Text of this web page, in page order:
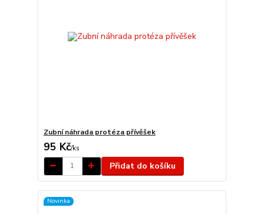
Zubní náhrada protéza přívěšek
95 Kč/ks
Přidat do košíku
Novinka